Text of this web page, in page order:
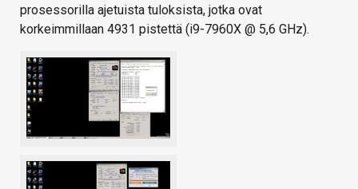
prosessorilla ajetuista tuloksista, jotka ovat
korkeimmillaan 4931 pistettä (i9-7960X @ 5,6 GHz).